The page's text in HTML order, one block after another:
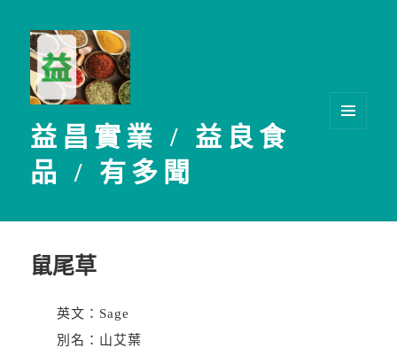
益昌實業 / 益良食
品 / 有多聞
鼠尾草
英文：Sage
別名：山艾葉